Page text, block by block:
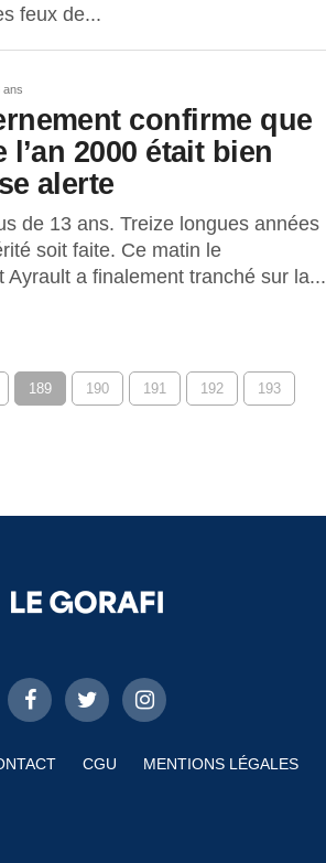
feux de...
ans
confirme que
l’an 2000 était bien
alerte
de 13 ans. Treize longues années
soit faite. Ce matin le
Ayrault a finalement tranché sur la...
189 190 191 192 193
CGU MENTIONS LÉGALES